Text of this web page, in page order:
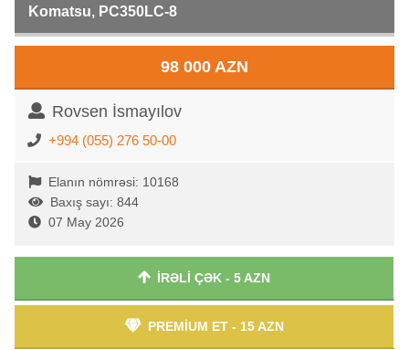
Komatsu, PC350LC-8
98 000 AZN
Rovsen İsmayılov
+994 (055) 276 50-00
Elanın nömrəsi: 10168
Baxış sayı: 844
07 May 2026
İRƏLİ ÇƏK - 5 AZN
PREMİUM ET - 15 AZN